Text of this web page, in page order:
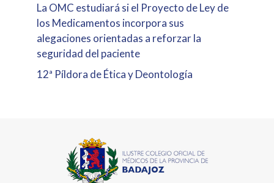
La OMC estudiará si el Proyecto de Ley de
los Medicamentos incorpora sus
alegaciones orientadas a reforzar la
seguridad del paciente
12ª Píldora de Ética y Deontología